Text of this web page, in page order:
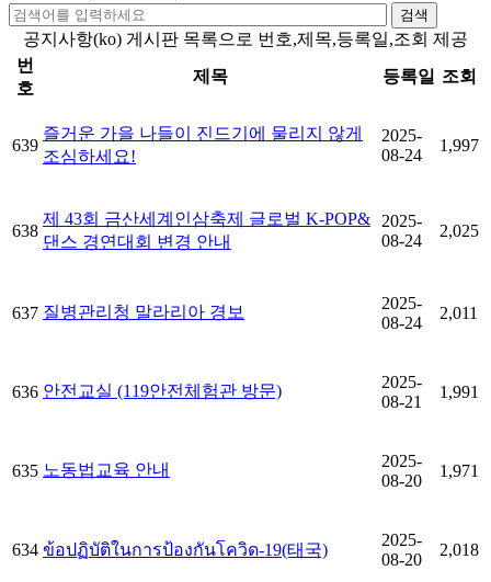
검색
공지사항(ko) 게시판 목록으로 번호,제목,등록일,조회 제공
번
호
제목 등록일 조회
639
즐거운 가을 나들이 진드기에 물리지 않게
조심하세요!
2025-
08-24
1,997
638
제 43회 금산세계인삼축제 글로벌 K-POP&
댄스 경연대회 변경 안내
2025-
08-24
2,025
637 질병관리청 말라리아 경보
2025-
08-24
2,011
636 안전교실 (119안전체험관 방문)
2025-
08-21
1,991
635 노동법교육 안내
2025-
08-20
1,971
634 ข้อปฏิบัติในการป้องกันโควิด-19(태국)
2025-
08-20
2,018